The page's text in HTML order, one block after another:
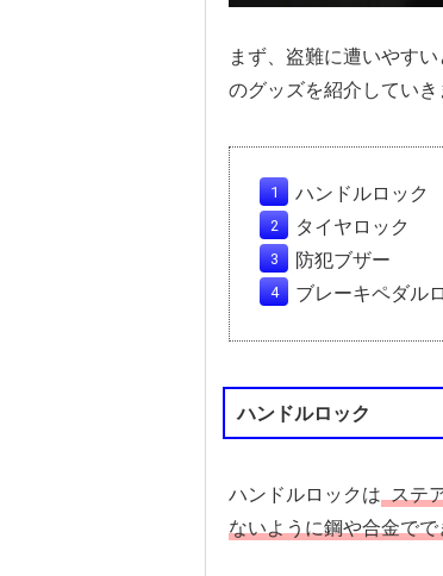
まず、盗難に遭いやす
のグッズを紹介していき
ハンドルロック
タイヤロック
防犯ブザー
ブレーキペダル
ハンドルロック
ハンドルロックは ステ
ないように鋼や合金で